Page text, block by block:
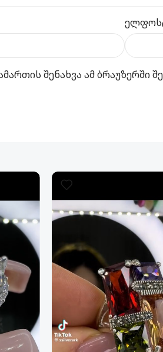
შენახვა ამ ბრაუზერში